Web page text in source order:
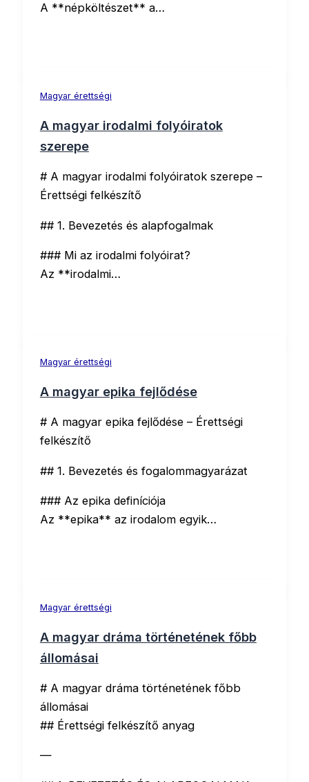
A **népköltészet** a…
Magyar érettségi
A magyar irodalmi folyóiratok
szerepe
# A magyar irodalmi folyóiratok szerepe –
Érettségi felkészítő
## 1. Bevezetés és alapfogalmak
### Mi az irodalmi folyóirat?
Az **irodalmi…
Magyar érettségi
A magyar epika fejlődése
# A magyar epika fejlődése – Érettségi
felkészítő
## 1. Bevezetés és fogalommagyarázat
### Az epika definíciója
Az **epika** az irodalom egyik…
Magyar érettségi
A magyar dráma történetének főbb
állomásai
# A magyar dráma történetének főbb
állomásai
## Érettségi felkészítő anyag
—